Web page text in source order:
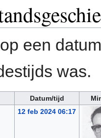
een
was.
Datum/tijd
12 feb 2024 06:17